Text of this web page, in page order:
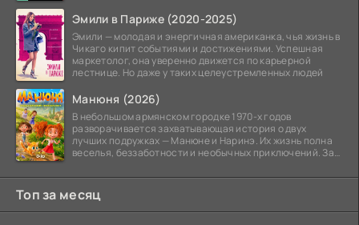
Эмили в Париже (2020-2025)
Эмили — молодая и энергичная американка, чья жизнь в
Чикаго кипит событиями и достижениями. Успешная
маркетолог, она уверенно движется по карьерной
лестнице. Но даже у таких целеустремленных людей
Манюня (2026)
В небольшом армянском городке 1970-х годов
разворачивается захватывающая история о двух
лучших подружках — Манюне и Наринэ. Их жизнь полна
веселья, беззаботности и необычных приключений. За
Топ за месяц